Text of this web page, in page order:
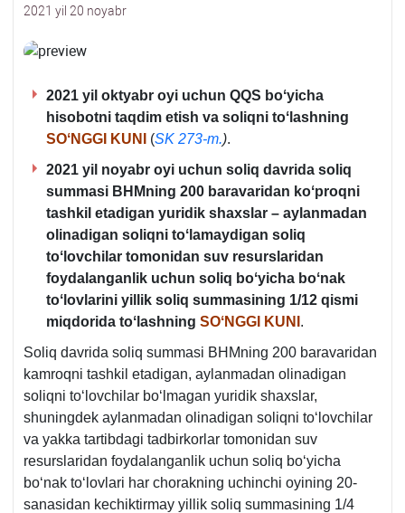
2021 yil 20 noyabr
2021 yil oktyabr oyi uchun QQS boʻyicha
hisobotni taqdim etish va soliqni toʻlashning
SOʻNGGI KUNI
(SK 273-m.).
2021 yil noyabr oyi uchun soliq davrida soliq
summasi BHMning 200 baravaridan koʻproqni
tashkil etadigan yuridik shaхslar – aylanmadan
olinadigan soliqni toʻlamaydigan soliq
toʻlovchilar tomonidan suv resurslaridan
foydalanganlik uchun soliq boʻyicha boʻnak
toʻlovlarini yillik soliq summasining 1/12 qismi
miqdorida toʻlashning SOʻNGGI KUNI .
Soliq davrida soliq summasi BHMning 200 baravaridan
kamroqni tashkil etadigan, aylanmadan olinadigan
soliqni toʻlovchilar boʻlmagan yuridik shaхslar,
shuningdek aylanmadan olinadigan soliqni toʻlovchilar
va yakka tartibdagi tadbirkorlar tomonidan suv
resurslaridan foydalanganlik uchun soliq boʻyicha
boʻnak toʻlovlari har chorakning uchinchi oyining 20-
sanasidan kechiktirmay yillik soliq summasining 1/4